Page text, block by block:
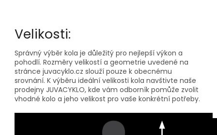
Velikosti:
Správný výběr kola je důležitý pro nejlepší výkon a
pohodlí. Rozměry velikostí a geometrie uvedené na
stránce juvacyklo.cz slouží pouze k obecnému
srovnání. K výběru ideální velikosti kola navštivte naše
prodejny JUVACYKLO, kde vám odborník pomůže zvolit
vhodné kolo a jeho velikost pro vaše konkrétní potřeby.